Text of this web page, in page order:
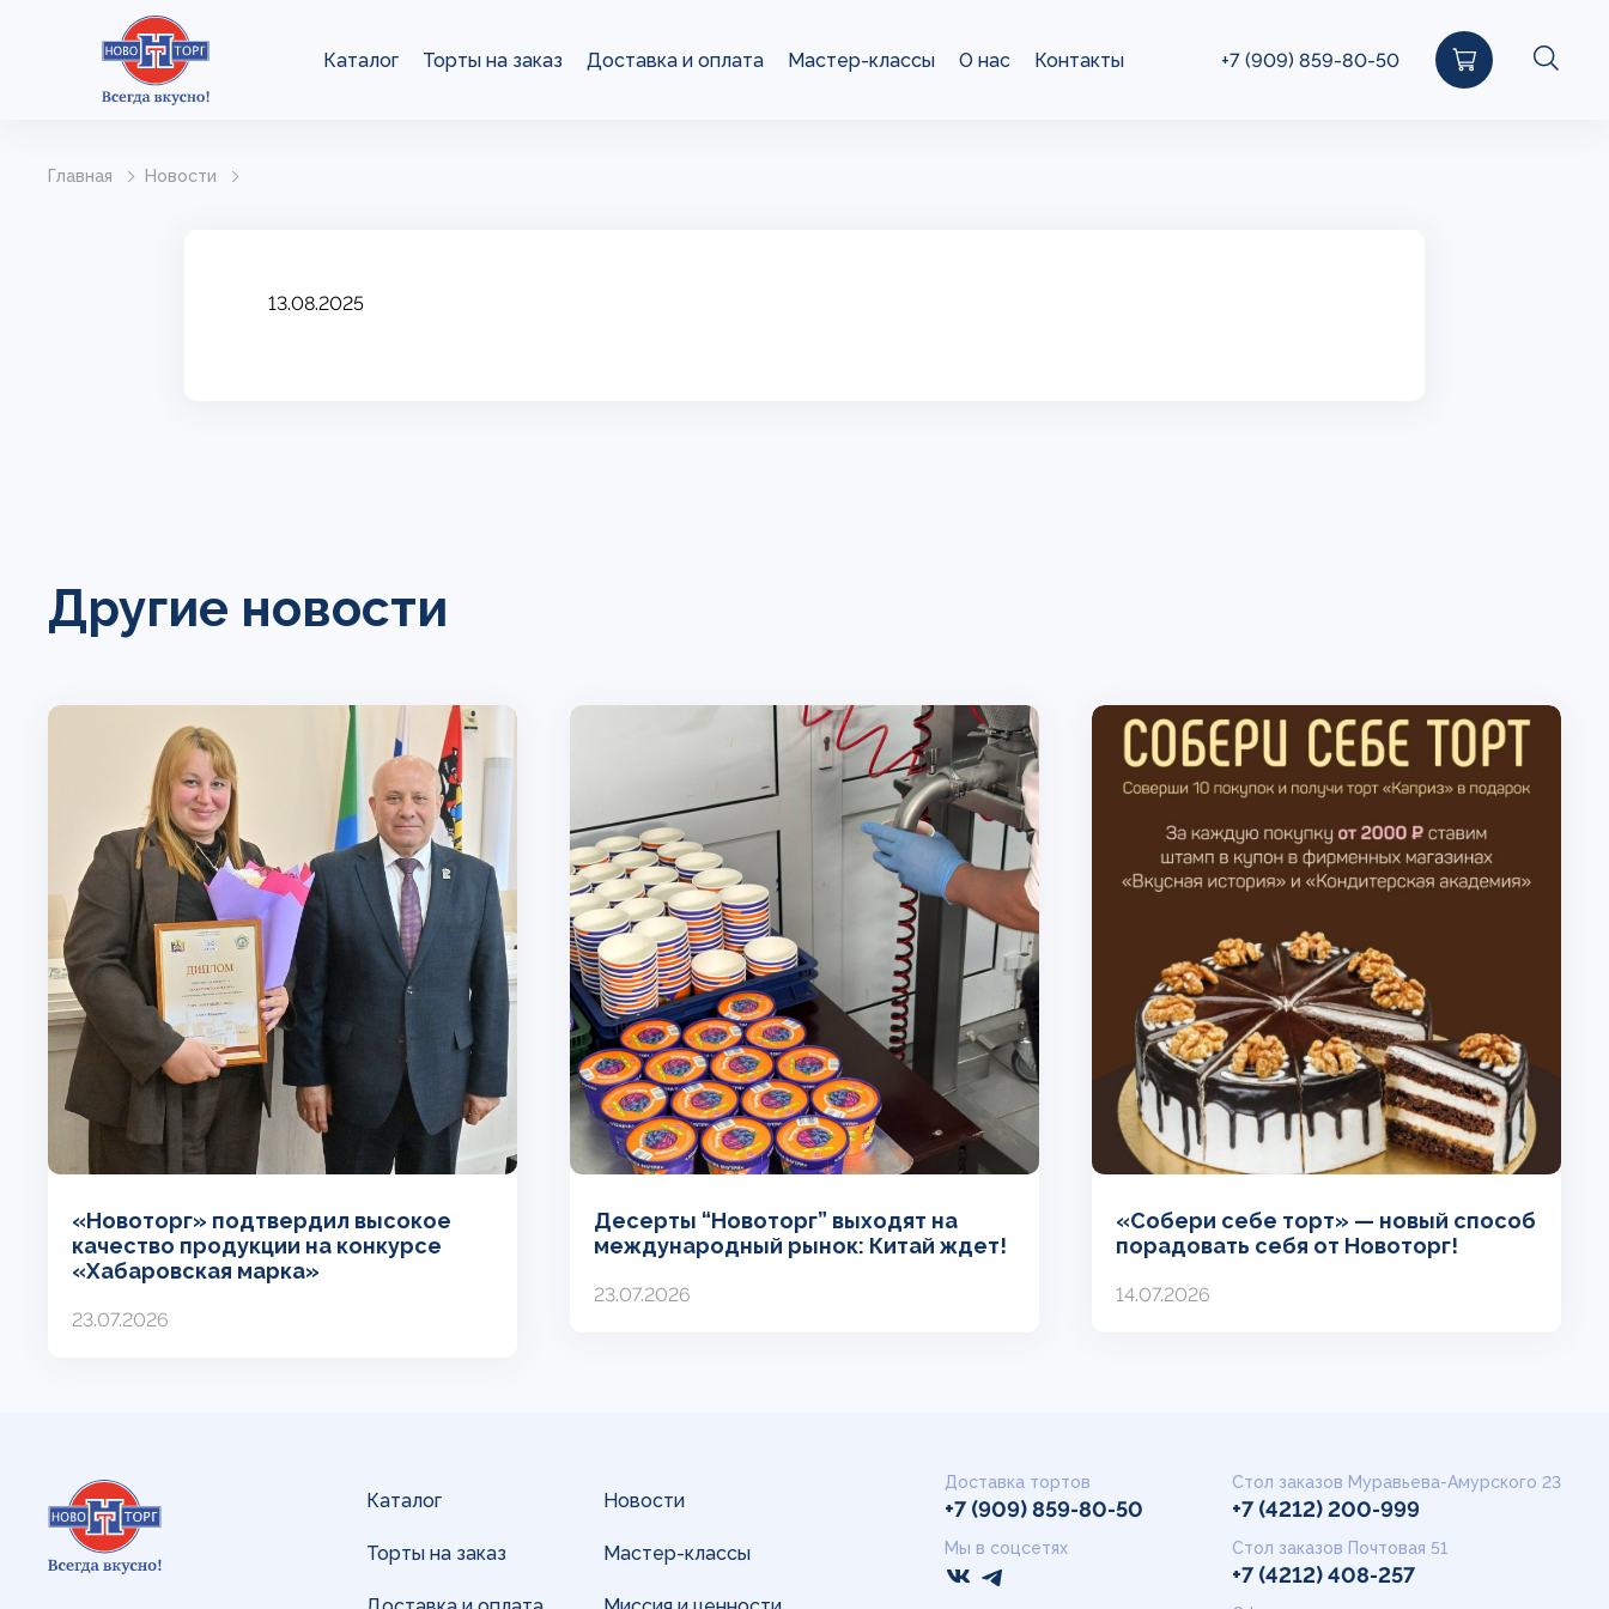
Каталог Торты на заказ Доставка и оплата Мастер-классы О нас Контакты +7 (909) 859-80-50
Главная Новости
13.08.2025
Другие новости
«Новоторг» подтвердил высокое
качество продукции на конкурсе
«Хабаровская марка»
23.07.2026
Десерты “Новоторг” выходят на
международный рынок: Китай ждет!
23.07.2026
«Собери себе торт» — новый способ
порадовать себя от Новоторг!
14.07.2026
Каталог
Торты на заказ
Новости
Мастер-классы
Доставка тортов
+7 (909) 859-80-50
Мы в соцсетях
Стол заказов Муравьева-Амурского 23
+7 (4212) 200-999
Стол заказов Почтовая 51
+7 (4212) 408-257